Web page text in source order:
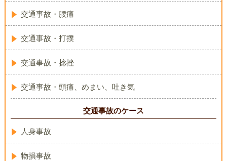
交通事故・腰痛
交通事故・打撲
交通事故・捻挫
交通事故・頭痛、めまい、吐き気
交通事故のケース
人身事故
物損事故